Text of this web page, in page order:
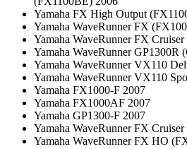
Yamaha FX High Output
Yamaha WaveRunner FX
Yamaha WaveRunner FX
Yamaha WaveRunner GP1300R
Yamaha WaveRunner VX110
Yamaha WaveRunner VX110
Yamaha FX1000-F 2007
Yamaha FX1000AF 2007
Yamaha GP1300-F 2007
Yamaha WaveRunner FX
Yamaha WaveRunner FX HO